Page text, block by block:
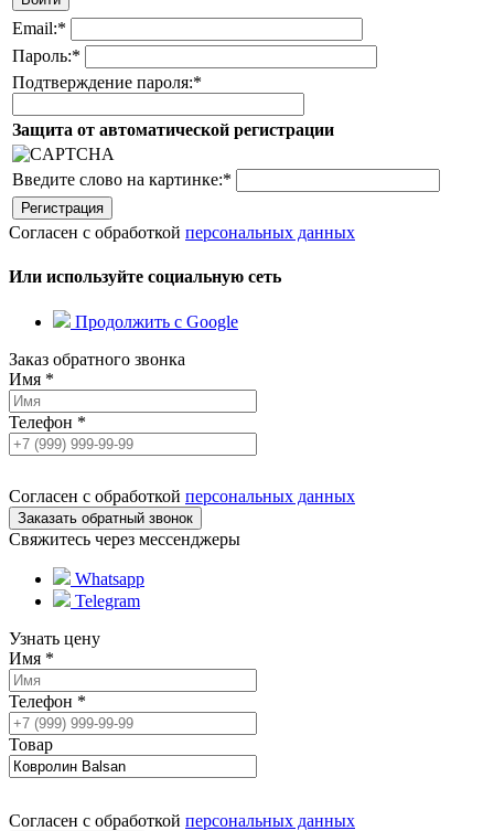
Email:*
Пароль:*
Подтверждение пароля:*
Защита от автоматической регистрации
Введите слово на картинке:*
Согласен с обработкой персональных данных
Или используйте социальную сеть
Продолжить с Google
Заказ обратного звонка
Имя *
Телефон *
Согласен с обработкой персональных данных
Свяжитесь через мессенджеры
Whatsapp
Telegram
Узнать цену
Имя *
Телефон *
Товар
Согласен с обработкой персональных данных